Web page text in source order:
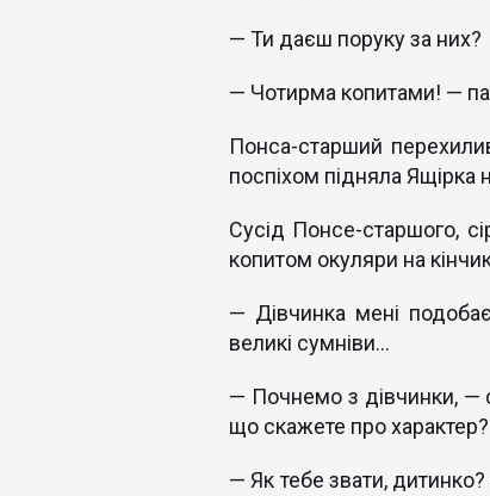
— Ти даєш поруку за них?
— Чотирма копитами! —
Понса-старший
поспіхом підняла
Сусід Понсе-старшого,
копитом окуляри на
— Дівчинка мені
великі сумніви...
— Почнемо з дівчинки, —
що скажете про характер?
— Як тебе звати,